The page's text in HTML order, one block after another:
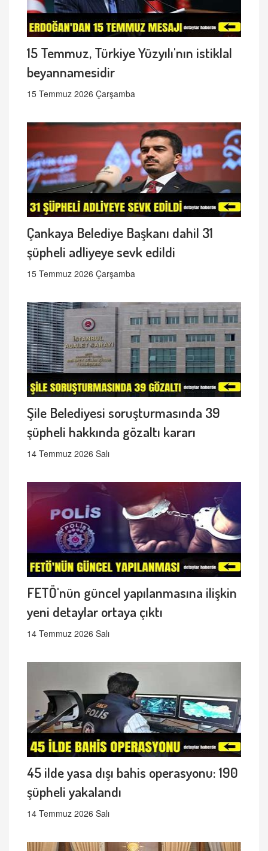
15 Temmuz, Türkiye Yüzyılı'nın istiklal
beyannamesidir
15 Temmuz 2026 Çarşamba
Çankaya Belediye Başkanı dahil 31
şüpheli adliyeye sevk edildi
15 Temmuz 2026 Çarşamba
Şile Belediyesi soruşturmasında 39
şüpheli hakkında gözaltı kararı
14 Temmuz 2026 Salı
FETÖ'nün güncel yapılanmasına ilişkin
yeni detaylar ortaya çıktı
14 Temmuz 2026 Salı
45 ilde yasa dışı bahis operasyonu: 190
şüpheli yakalandı
14 Temmuz 2026 Salı